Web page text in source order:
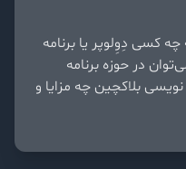
کسی دِوِلوپر یا برنامه
در حوزه برنامه
بلاکچین چه مزایا و